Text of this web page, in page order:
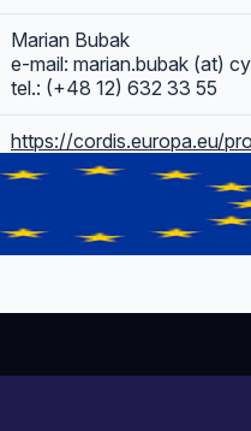
Marian Bubak
e-mail: marian.bubak (at)
tel.: (+48 12) 632 33 55
https://cordis.europa.eu/